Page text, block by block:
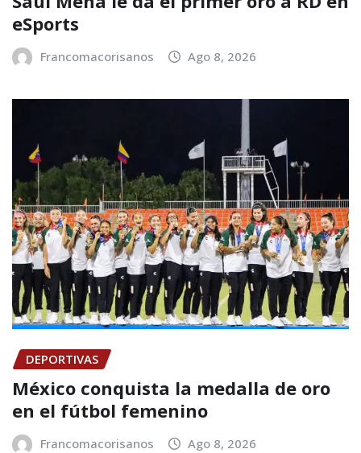
eSports
Francomacorisanos Ago 8, 2026
DEPORTIVAS
México conquista la medalla de oro
en el fútbol femenino
Francomacorisanos Ago 8, 2026